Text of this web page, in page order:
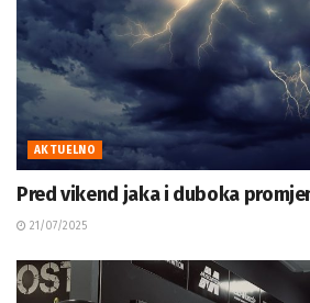
AKTUELNO
Pred vikend jaka i duboka
21/07/2025